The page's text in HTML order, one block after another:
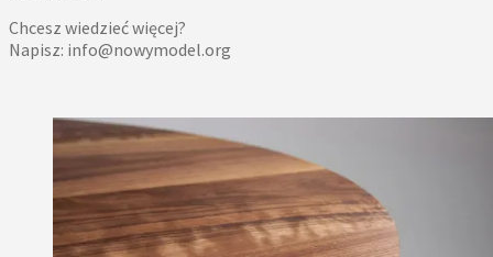
Chcesz wiedzieć więcej?
Napisz: info@nowymodel.org